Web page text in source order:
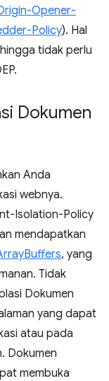
Opener-
Policy). Hal
tidak perlu
Dokumen
Anda
webnya.
Isolation-Policy
mendapatkan
, yang
Tidak
Dokumen
yang dapat
atau pada
Dokumen
membuka